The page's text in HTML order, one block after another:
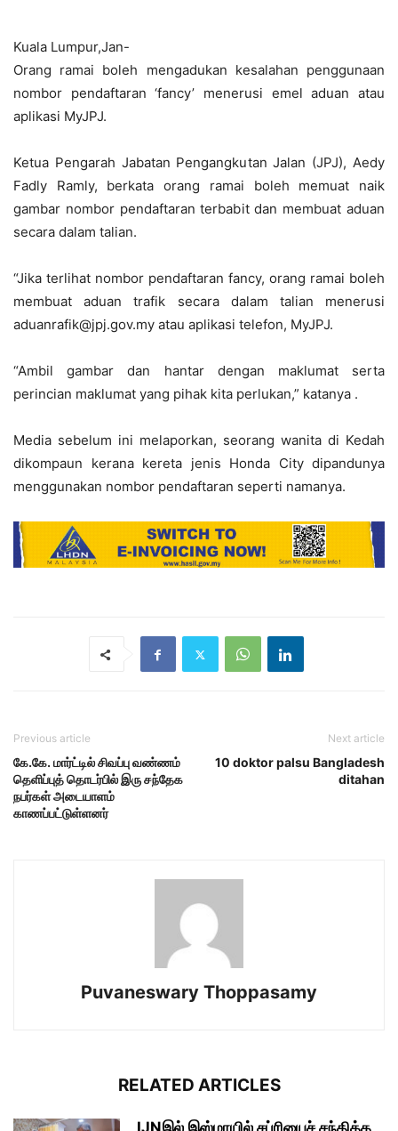
Kuala Lumpur,Jan-
Orang ramai boleh mengadukan kesalahan penggunaan
nombor pendaftaran ‘fancy’ menerusi emel aduan atau
aplikasi MyJPJ.
Ketua Pengarah Jabatan Pengangkutan Jalan (JPJ), Aedy
Fadly Ramly, berkata orang ramai boleh memuat naik
gambar nombor pendaftaran terbabit dan membuat aduan
secara dalam talian.
“Jika terlihat nombor pendaftaran fancy, orang ramai boleh
membuat aduan trafik secara dalam talian menerusi
aduanrafik@jpj.gov.my atau aplikasi telefon, MyJPJ.
“Ambil gambar dan hantar dengan maklumat serta
perincian maklumat yang pihak kita perlukan,” katanya .
Media sebelum ini melaporkan, seorang wanita di Kedah
dikompaun kerana kereta jenis Honda City dipandunya
menggunakan nombor pendaftaran seperti namanya.
Previous article
கே.கே. மார்ட்டில் சிவப்பு வண்ணம்
தெளிப்புத் தொடர்பில் இரு சந்தேக
நபர்கள் அடையாளம்
காணப்பட்டுள்ளனர்
Next article
10 doktor palsu Bangladesh
ditahan
Puvaneswary Thoppasamy
RELATED ARTICLES